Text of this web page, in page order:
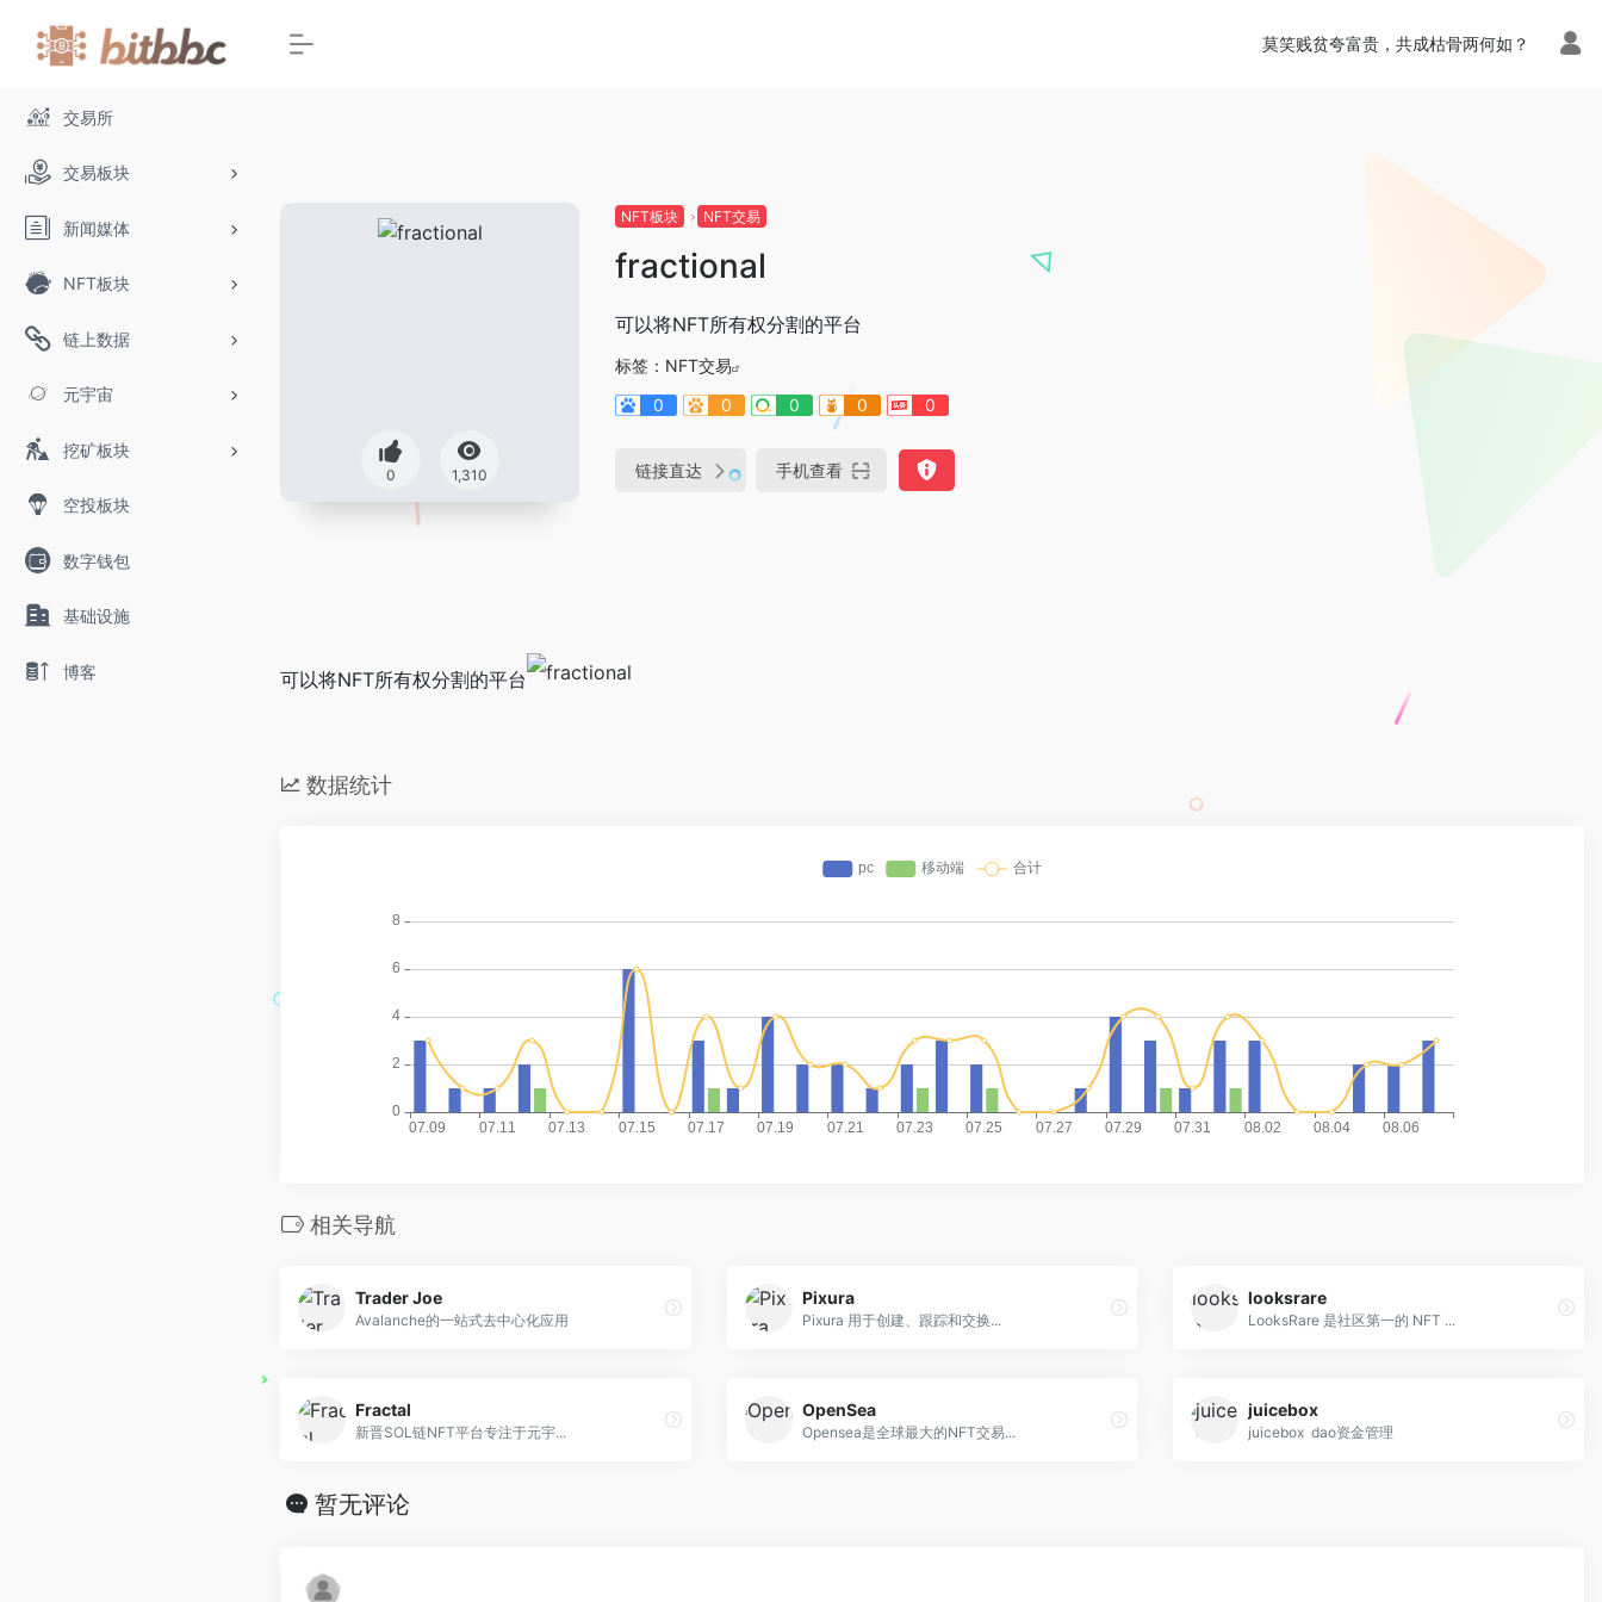
交易所
交易板块
新闻媒体
NFT板块
链上数据
元宇宙
挖矿板块
空投板块
数字钱包
基础设施
博客
莫笑贱贫夸富贵，共成枯骨两何如？
0 1,310
NFT板块 NFT交易
fractional
可以将NFT所有权分割的平台
标签： NFT交易
0
0 0 0 0
链接直达 手机查看
可以将NFT所有权分割的平台
数据统计
相关导航
Trader Joe
Avalanche的一站式去中心化应用
Pixura
Pixura 用于创建、跟踪和交换...
looksrare
LooksRare 是社区第一的 NFT ...
Fractal
新晋SOL链NFT平台专注于元宇...
OpenSea
Opensea是全球最大的NFT交易...
juicebox
juicebox dao资金管理
暂无评论